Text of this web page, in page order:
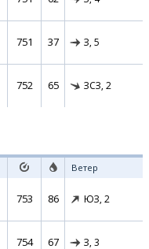
751 37 З, 5
752 65 ЗСЗ, 2
Ветер
753 86 ЮЗ, 2
754 67 З, 3